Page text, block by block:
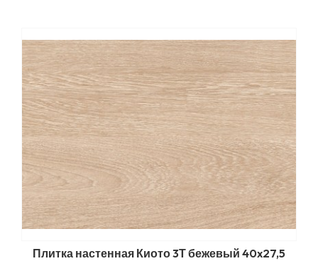
Плитка настенная Киото 3Т бежевый 40x27,5